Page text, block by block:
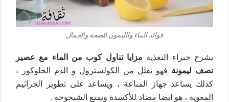
فوائد الماء والليمون للصحة والجمال
يشرح خبراء التغذية مزايا تناول كوب من الماء مع عصير
نصف ليمونة فهو يقلل من الكولسترول و الدم الجلوكوز ،
كذلك يساعد جهاز المناعة ، ويساعد على تطوير الجراثيم
المعوية ، هو ايضا مضاد للأكسدة ويمنع الشيخوخة .